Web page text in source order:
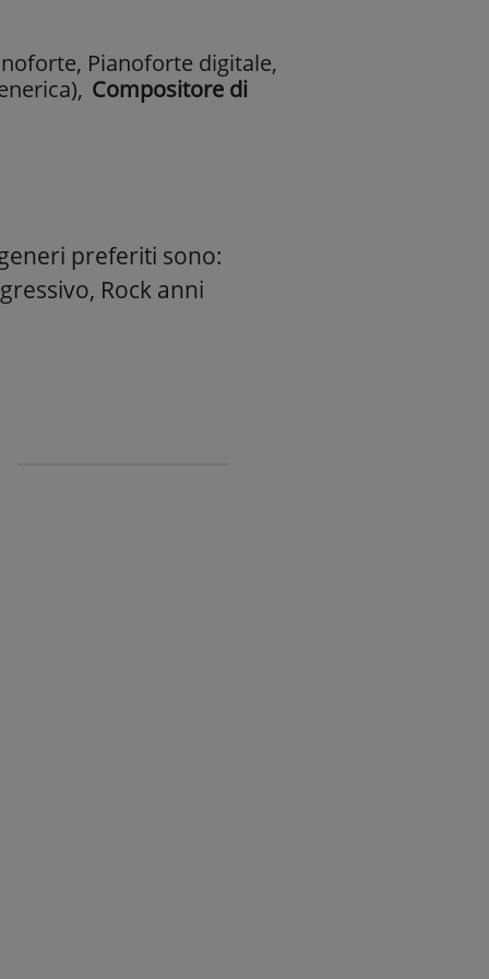
Pianoforte digitale,
, Compositore di
preferiti sono:
Rock anni